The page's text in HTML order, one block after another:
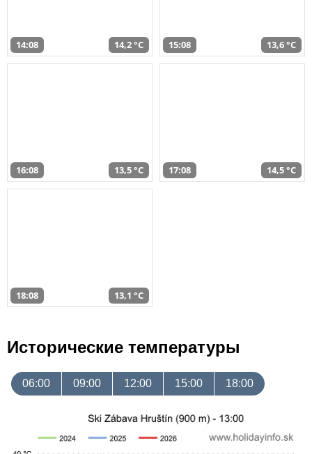
14:08 14,2 °C 15:08 13,6 °C
16:08 13,5 °C 17:08 14,5 °C
18:08 13,1 °C
Исторические температуры
06:00 09:00 12:00 15:00 18:00